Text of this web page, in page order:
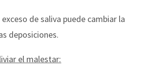
exceso de saliva puede cambiar la
deposiciones.
el malestar: